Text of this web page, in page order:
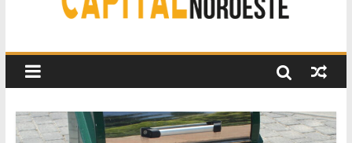
beneficios fiscales en 2025